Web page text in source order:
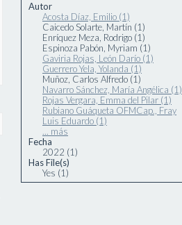
Autor
Acosta Díaz, Emilio (1)
Caicedo Solarte, Martín (1)
Enríquez Meza, Rodrigo (1)
Espinoza Pabón, Myriam (1)
Gaviria Rojas, León Darío (1)
Guerrero Yela, Yolanda (1)
Muñoz, Carlos Alfredo (1)
Navarro Sánchez, María Angélica (1)
Rojas Vergara, Emma del Pilar (1)
Rubiano Guáqueta OFMCap., Fray
Luis Eduardo (1)
... más
Fecha
2022 (1)
Has File(s)
Yes (1)